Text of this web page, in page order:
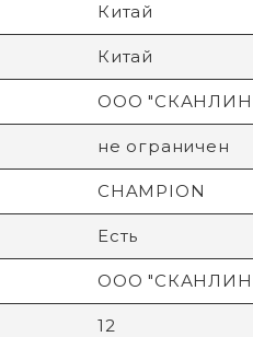
Китай
Китай
ООО
не ограничен
CHAMPION
Есть
ООО
12